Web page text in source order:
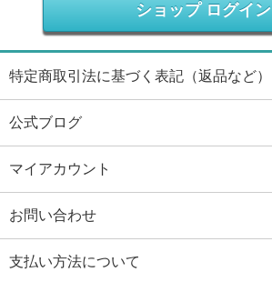
ショップ ログイン
特定商取引法に基づく表記（返品など）
公式ブログ
マイアカウント
お問い合わせ
支払い方法について